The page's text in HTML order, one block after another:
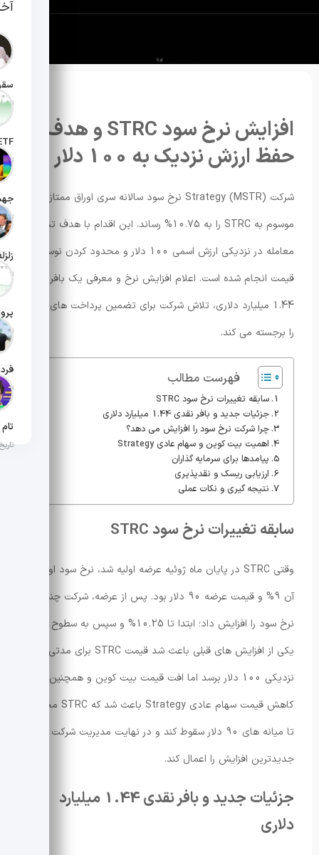
تاریخ
تاریخ
تاریخ
تاریخ
تاریخ
تاریخ
تاریخ
افزایش نرخ سود STRC و هدف
حفظ ارزش نزدیک به 100 دلار
شرکت Strategy (MSTR) نرخ سود سالانه سری اوراق ممتاز خود
موسوم به STRC را به 10.75% رساند. این اقدام با هدف تشویق
معامله در نزدیکی ارزش اسمی 100 دلار و محدود کردن نوسان
قیمت انجام شده است. اعلام افزایش نرخ و معرفی یک بافر نقدی
1.44 میلیارد دلاری، تلاش شرکت برای تضمین پرداخت های سود
را برجسته می کند.
فهرست مطالب
سابقه تغییرات نرخ سود STRC
جزئیات جدید و بافر نقدی 1.44 میلیارد دلاری
چرا شرکت نرخ سود را افزایش می دهد؟
اهمیت بیت کوین و سهام عادی Strategy
پیامدها برای سرمایه گذاران
ارزیابی ریسک و نقدپذیری
نتیجه گیری و نکات عملی
سابقه تغییرات نرخ سود STRC
وقتی STRC در پایان ماه ژوئیه عرضه اولیه شد، نرخ سود اولیه
آن 9% و قیمت عرضه 90 دلار بود. پس از عرضه، شرکت چند بار
نرخ سود را افزایش داد؛ ابتدا تا 10.25% و سپس به سطوح بالاتر.
یکی از افزایش های قبلی باعث شد قیمت STRC برای مدتی به
نزدیکی 100 دلار برسد اما افت قیمت بیت کوین و همچنین
کاهش قیمت سهام عادی Strategy باعث شد که STRC مجدداً
تا میانه های 90 دلار سقوط کند و در نهایت مدیریت شرکت این
جدیدترین افزایش را اعمال کند.
جزئیات جدید و بافر نقدی 1.44 میلیارد
دلاری